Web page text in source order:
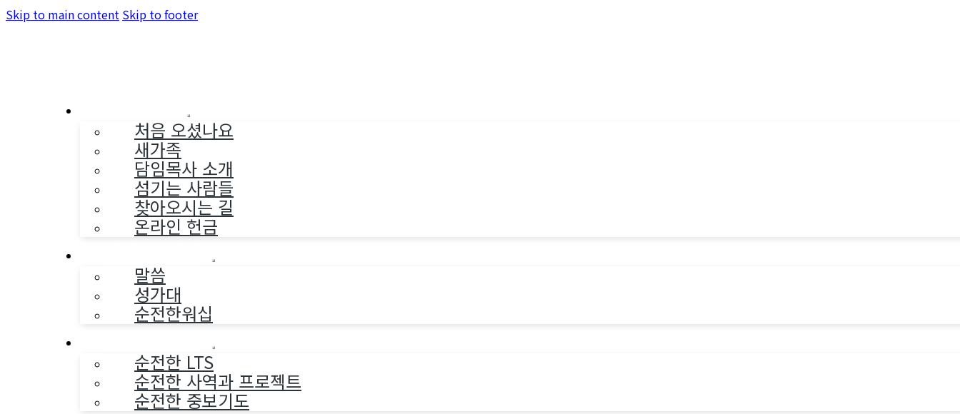
Skip to main content Skip to footer
처음 오셨나요
새가족
담임목사 소개
섬기는 사람들
찾아오시는 길
온라인 헌금
말씀
성가대
순전한워십
순전한 LTS
순전한 사역과 프로젝트
순전한 중보기도